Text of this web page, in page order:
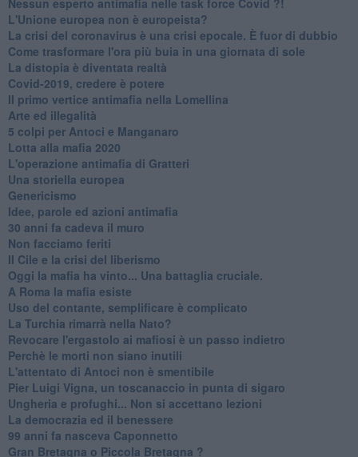
L'Unione europea non è europeista?
La crisi del coronavirus è una crisi epocale. È fuor di dubbio
Come trasformare l'ora più buia in una giornata di sole
​La distopia è diventata realtà
Covid-2019, credere è potere
Il primo vertice antimafia nella Lomellina
Arte ed illegalità
​5 colpi per Antoci e Manganaro
Lotta alla mafia 2020
L'operazione antimafia di Gratteri
Una storiella europea
Genericismo
Idee, parole ed azioni antimafia
30 anni fa cadeva il muro
Non facciamo feriti
Il Cile e la crisi del liberismo
Oggi la mafia ha vinto... Una battaglia cruciale.
A Roma la mafia esiste
Uso del contante, semplificare è complicato
La Turchia rimarrà nella Nato?
Revocare l'ergastolo ai mafiosi è un passo indietro
Perchè le morti non siano inutili
L'attentato di Antoci non è smentibile
Pier Luigi Vigna, un toscanaccio in punta di sigaro
Ungheria e profughi... Non si accettano lezioni
La democrazia ed il benessere
99 anni fa nasceva Caponnetto
Gran Bretagna o Piccola Bretagna ?